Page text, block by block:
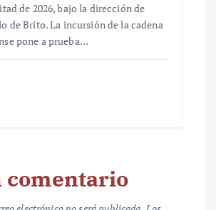
de 2026, bajo la dirección de
de Brito. La incursión de la cadena
pone a prueba…
comentario